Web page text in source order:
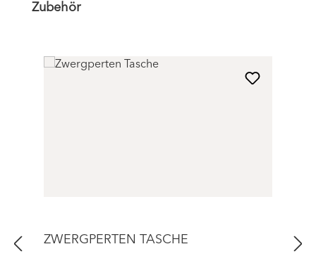
Produktgalerie überspringen
Zubehör
ZWERGPERTEN TASCHE